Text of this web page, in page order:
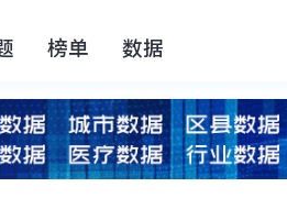
榜单 数据